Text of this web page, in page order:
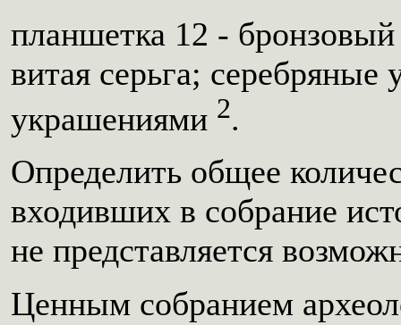
планшетка 12 - бронзовый
витая серьга; серебряные
украшениями 2.
Определить общее
входивших в собрание
не представляется
Ценным собранием